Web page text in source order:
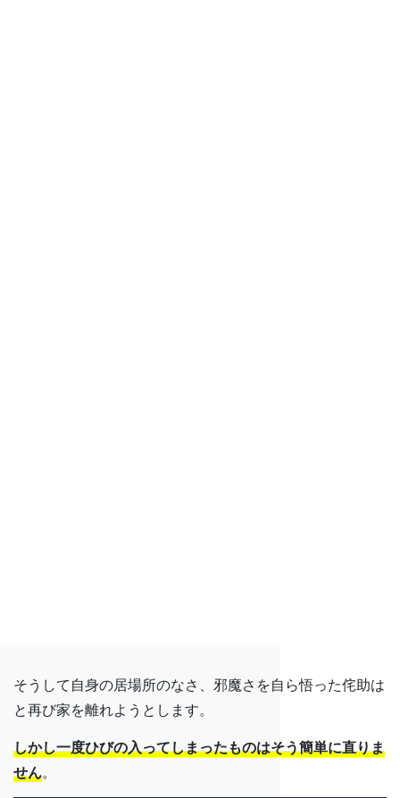
そうして自身の居場所のなさ、邪魔さを自ら悟った侘助は
と再び家を離れようとします。
しかし一度ひびの入ってしまったものはそう簡単に直りま
せん。